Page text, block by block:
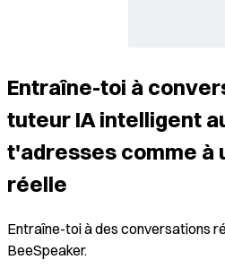
Entraîne-toi à
tuteur IA intelligent
t'adresses comme à
réelle
Entraîne-toi à des conversations
BeeSpeaker.